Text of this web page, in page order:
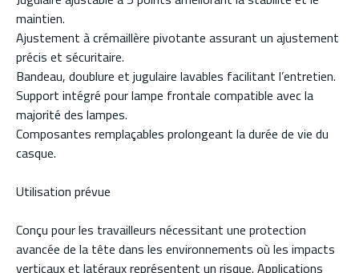
maintien.
Ajustement à crémaillère pivotante assurant un ajustement
précis et sécuritaire.
Bandeau, doublure et jugulaire lavables facilitant l’entretien.
Support intégré pour lampe frontale compatible avec la
majorité des lampes.
Composantes remplaçables prolongeant la durée de vie du
casque.
Utilisation prévue
Conçu pour les travailleurs nécessitant une protection
avancée de la tête dans les environnements où les impacts
verticaux et latéraux représentent un risque. Applications